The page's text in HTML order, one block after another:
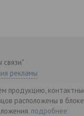
рекламы
продукцию,
расположены в блоке
подробнее